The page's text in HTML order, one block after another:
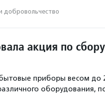
доброволь­чест­во
акция по
приборы весом до
оборудования,